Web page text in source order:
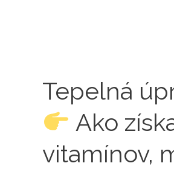
Tepelná
Ako
vitamínov,